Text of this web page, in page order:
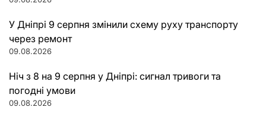
У Дніпрі 9 серпня змінили схему руху транспорту
через ремонт
09.08.2026
Ніч з 8 на 9 серпня у Дніпрі: сигнал тривоги та
погодні умови
09.08.2026